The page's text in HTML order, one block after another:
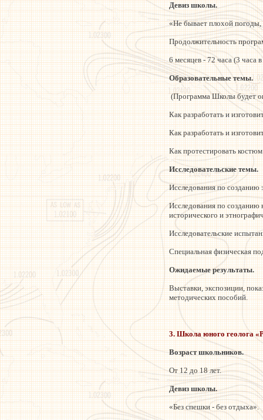
Девиз школы.
«Не бывает плохой
Продолжительность
6 месяцев - 72 часа (3 часа
Образовательные темы.
(Программа Школы будет
Как разработать и
Как разработать и
Как протестировать
Исследовательские темы.
Исследования по созданию
Исследования по созданию
исторического и
Исследовательские
Специальная физическая
Ожидаемые результаты.
Выставки, экспозиции,
методических пособий.
3. Школа юного геолога
Возраст школьников.
От 12 до 18 лет.
Девиз школы.
«Без спешки - без отдыха».